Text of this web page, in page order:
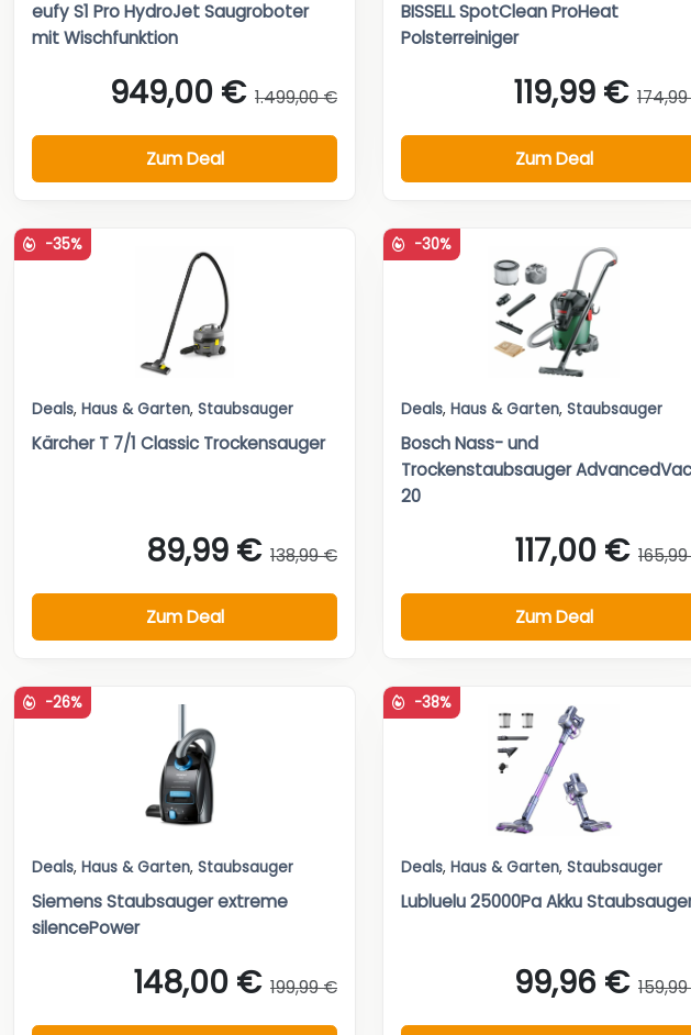
eufy S1 Pro HydroJet Saugroboter
mit Wischfunktion
949,00 € 1.499,00 €
Zum Deal
BISSELL SpotClean ProHeat
Polsterreiniger
119,99 €
Zum Deal
-35%
Deals, Haus & Garten, Staubsauger
Kärcher T 7/1 Classic Trockensauger
89,99 € 138,99 €
Zum Deal
-30%
Deals, Haus & Garten, Staubsauger
Bosch Nass- und
Trockenstaubsauger AdvancedVac
20
117,00 €
Zum Deal
-26%
Deals, Haus & Garten, Staubsauger
Siemens Staubsauger extreme
silencePower
148,00 € 199,99 €
-38%
Deals, Haus & Garten, Staubsauger
Lubluelu 25000Pa Akku
99,96 €